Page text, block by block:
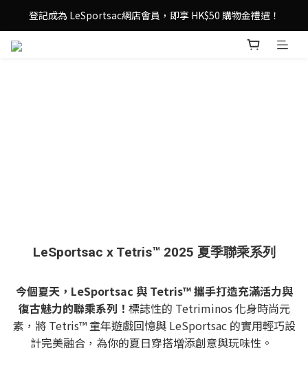
登記成為 LeSportsac網店會員，即享 HK$50 購物金禮遇！
登記成為 LeSportsac網店會員，即享 HK$50 購物金禮遇！
滿 $800尊享港澳免費送貨，購物從此更輕鬆自在！
LeSportsac x Tetris™ 2025 夏季聯乘系列
今個夏天，LeSportsac 與 Tetris™ 攜手打造充滿活力與
復古魅力的聯乘系列！ 標誌性的 Tetriminos 化身時尚元
素，將 Tetris™ 童年遊戲回憶與 LeSportsac 的實用輕巧設
計完美融合，為你的夏日穿搭增添創意與玩味性。